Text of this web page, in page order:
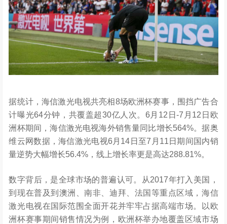
据统计，海信激光电视共亮相8场欧洲杯赛事，围挡广告合
计曝光64分钟，共覆盖超30亿人次。6月12日-7月12日欧
洲杯期间，海信激光电视海外销售量同比增长564%。据奥
维云网数据，海信激光电视6月14日至7月11日期间国内销
量逆势大幅增长56.4%，线上增长率更是高达288.81%。
数字背后，是全球市场的普遍认可。从2017年打入美国，
到现在普及到澳洲、南非、迪拜、法国等重点区域，海信
激光电视在国际范围全面开花并牢牢占据高端市场。以欧
洲杯赛事期间销售情况为例，欧洲杯举办地覆盖区域市场